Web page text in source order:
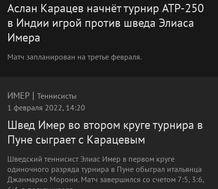
Аслан Карацев начнёт турнир ATP-250
в Индии игрой против шведа Элиаса
Имера
Матч запланирован на третье февраля.
ИМЕР | Теннисисты
1 февраля 2022, 14:20
Швед Имер во втором круге турнира в
Пуне сыграет с Карацевым
Шведский теннисист Элиас Имер в первом круге
одиночного разряда турнира в Пуне обыграл итальянца
Джанмарко Морони. Матч завершился со счетом 7:5, 3:6,